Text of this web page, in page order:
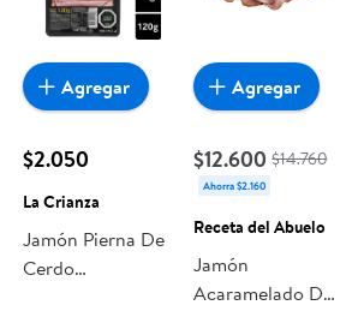
$2.050
La Crianza
Jamón Pierna De
Cerdo
Agregar
$12.600 $14.760
Ahorra $2.160
Receta del Abuelo
Jamón
Acaramelado De
Agregar